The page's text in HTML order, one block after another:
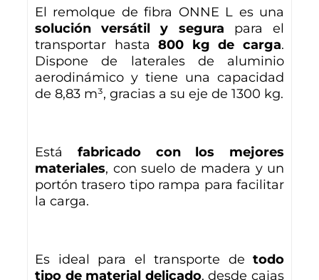
El remolque de fibra ONNE L es una
solución versátil y segura para el
transportar hasta800 kg de carga.
Dispone de laterales de aluminio
aerodinámico y tiene una capacidad
de 8,83 m³, gracias a su eje de 1300 kg.
Está fabricado con los mejores
materiales, con suelo de madera y un
portón trasero tipo rampa para facilitar
la carga.
Es ideal para el transporte de todo
tipo de material delicado, desde cajas